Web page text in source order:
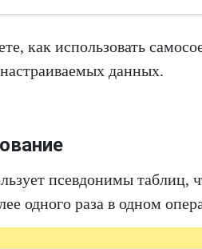
как использовать
данных.
псевдонимы таблиц,
одного раза в одном